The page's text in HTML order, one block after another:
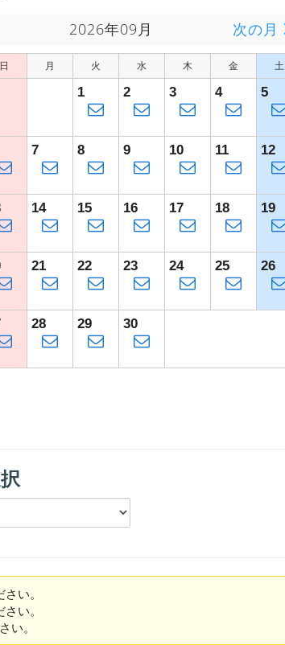
2026年09月 次の月
日 月 火 水 木 金 土
1 2 3 4 5
7 8 9 10 11 12
14 15 16 17 18 19
21 22 23 24 25 26
28 29 30
い。
い。
い。